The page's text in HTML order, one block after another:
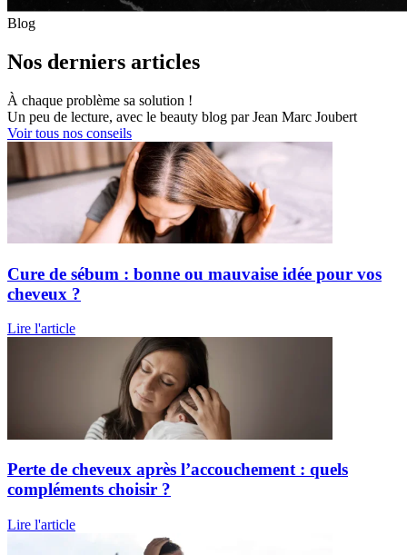
Blog
Nos derniers articles
À chaque problème sa solution !
Un peu de lecture, avec le beauty blog par Jean Marc Joubert
Voir tous nos conseils
Cure de sébum : bonne ou mauvaise idée pour vos
cheveux ?
Lire l'article
Perte de cheveux après l’accouchement : quels
compléments choisir ?
Lire l'article